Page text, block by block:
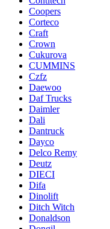
Coopers
Corteco
Craft
Crown
Cukurova
CUMMINS
Czfz
Daewoo
Daf Trucks
Daimler
Dali
Dantruck
Dayco
Delco Remy
Deutz
DIECI
Difa
Dinolift
Ditch Witch
Donaldson